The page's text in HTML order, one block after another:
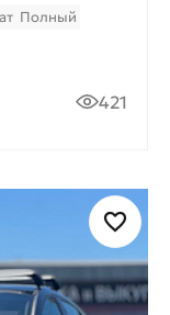
Полный
421